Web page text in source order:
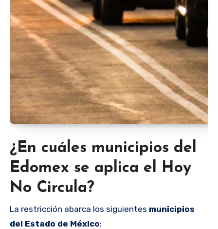
¿En cuáles municipios del
Edomex se aplica el Hoy
No Circula?
La restricción abarca los siguientes municipios
del Estado de México: